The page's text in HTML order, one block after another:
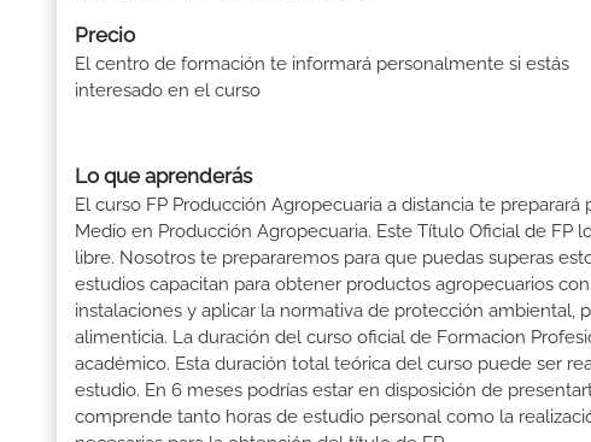
Precio
El centro de formación te informará personalmente si estás
interesado en el curso
Lo que aprenderás
El curso FP Producción Agropecuaria a distancia te
Medio en Producción Agropecuaria. Este Título Oficial de
libre. Nosotros te prepararemos para que puedas superas
estudios capacitan para obtener productos agropecuarios
instalaciones y aplicar la normativa de protección ambiental,
alimenticia. La duración del curso oficial de Formacion
académico. Esta duración total teórica del curso puede ser
estudio. En 6 meses podrías estar en disposición de
comprende tanto horas de estudio personal como la